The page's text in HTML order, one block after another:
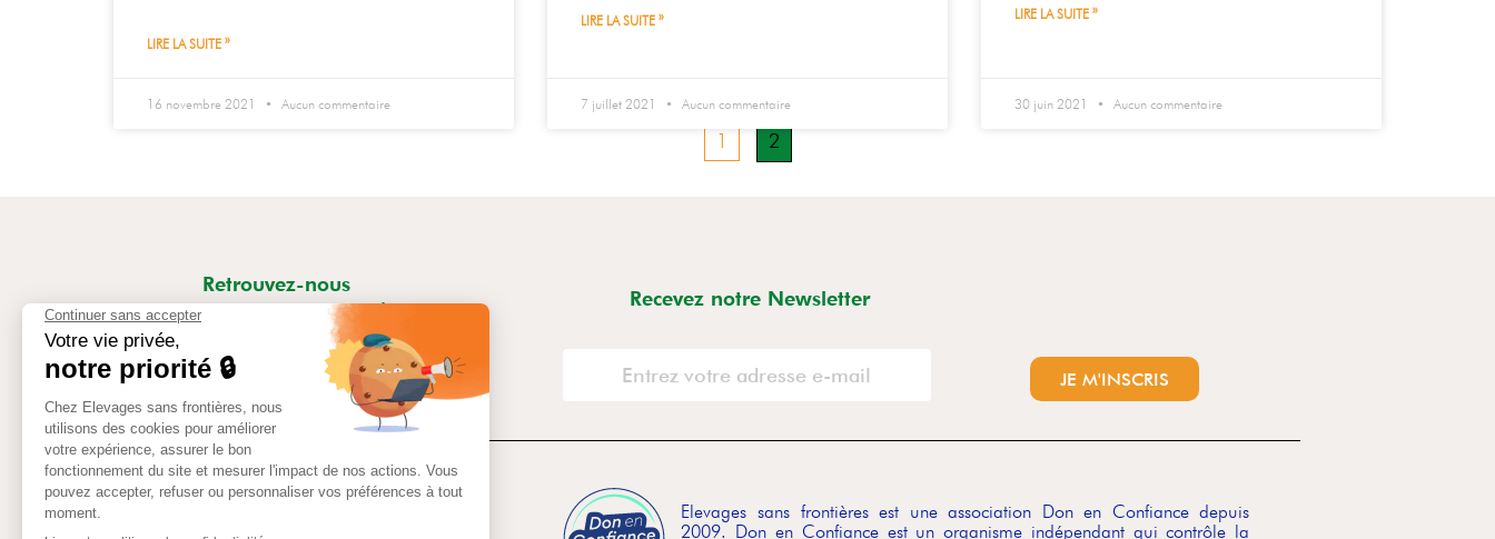
LIRE LA SUITE »
16 novembre 2021 Aucun commentaire
LIRE LA SUITE »
7 juillet 2021 Aucun commentaire
LIRE LA SUITE »
30 juin 2021 Aucun commentaire
1 2
Retrouvez-nous
sur les réseaux sociaux
Recevez notre Newsletter
JE M'INSCRIS
Elevages sans frontières est une association Don en Confiance depuis
2009. Don en Confiance est un organisme indépendant qui contrôle la